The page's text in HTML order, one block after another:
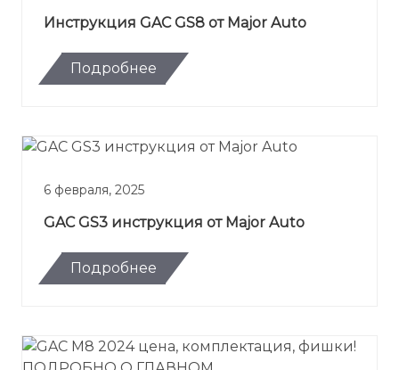
Инструкция GAC GS8 от Major Auto
Подробнее
6 февраля, 2025
GAC GS3 инструкция от Major Auto
Подробнее